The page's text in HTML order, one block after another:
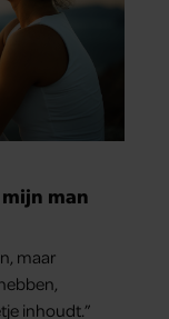
man
maar
inhoudt.”